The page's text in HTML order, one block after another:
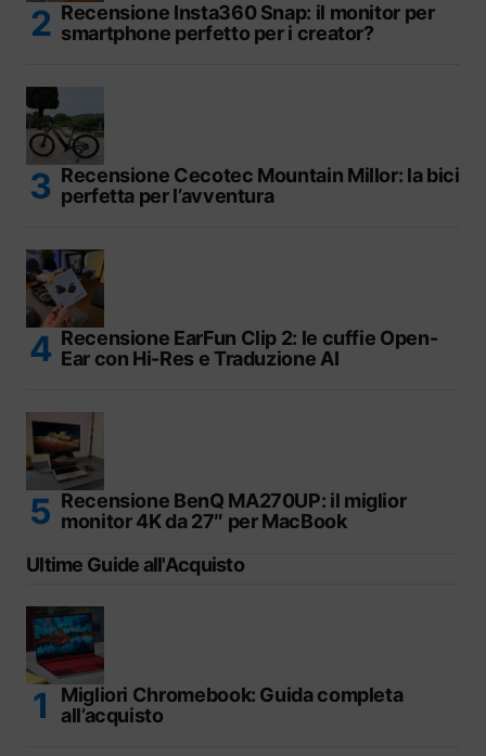
Recensione Insta360 Snap: il monitor per
smartphone perfetto per i creator?
Recensione Cecotec Mountain Millor: la bici
perfetta per l’avventura
Recensione EarFun Clip 2: le cuffie Open-
Ear con Hi-Res e Traduzione AI
Recensione BenQ MA270UP: il miglior
monitor 4K da 27″ per MacBook
Ultime Guide all'Acquisto
Migliori Chromebook: Guida completa
all’acquisto